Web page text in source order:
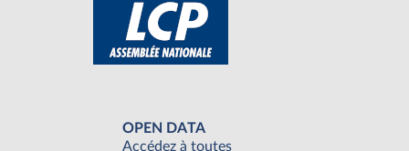
OPEN DATA
Accédez à toutes